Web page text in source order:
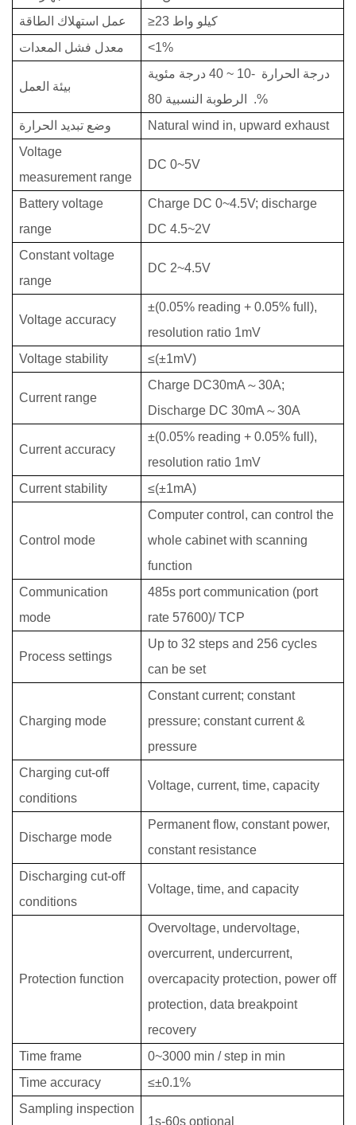
عمل استهلاك الطاقة
≥23 كيلو واط
معدل فشل المعدات
<1%
بيئة العمل
درجة الحرارة -10 ~ 40 درجة مئوية
.الرطوبة النسبية 80%
وضع تبديد الحرارة
Natural wind in, upward exhaust
Voltage
measurement range
DC 0~5V
Battery voltage
range
Charge DC 0~4.5V; discharge
DC 4.5~2V
Constant voltage
range
DC 2~4.5V
Voltage accuracy
±(0.05% reading + 0.05% full),
resolution ratio 1mV
Voltage stability
≤(±1mV)
Current range
Charge DC30mA ～30A;
Discharge DC 30mA ～30A
Current accuracy
±(0.05% reading + 0.05% full),
resolution ratio 1mV
Current stability
≤(±1mA)
Control mode
Computer control, can control the
whole cabinet with scanning
function
Communication
mode
485s port communication (port
rate 57600)/ TCP
Process settings
Up to 32 steps and 256 cycles
can be set
Charging mode
Constant current; constant
pressure; constant current &
pressure
Charging cut-off
conditions
Voltage, current, time, capacity
Discharge mode
Permanent flow, constant power,
constant resistance
Discharging cut-off
conditions
Voltage, time, and capacity
Protection function
Overvoltage, undervoltage,
overcurrent, undercurrent,
overcapacity protection, power off
protection, data breakpoint
recovery
Time frame
0~3000 min / step in min
Time accuracy
≤±0.1%
Sampling inspection
1s-60s optional